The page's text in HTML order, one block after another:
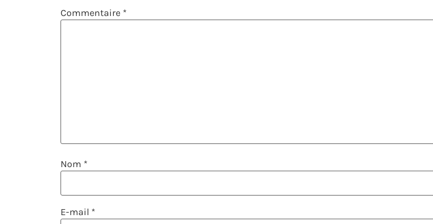
Commentaire *
Nom *
E-mail *